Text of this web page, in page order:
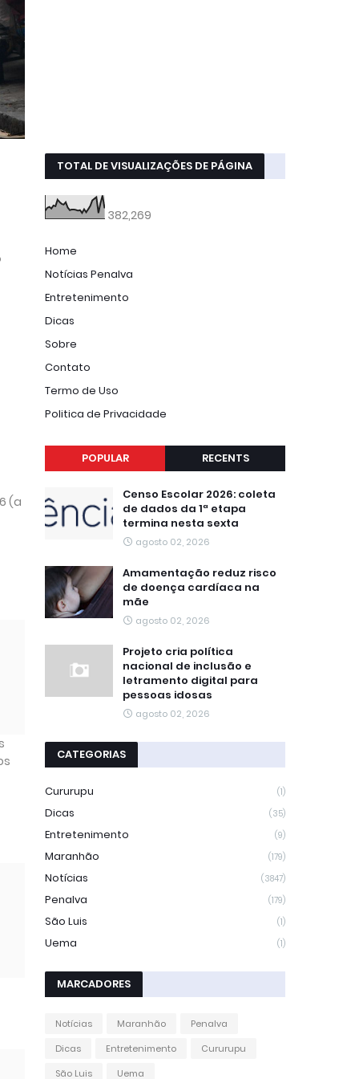
(a
TOTAL DE VISUALIZAÇÕES DE PÁGINA
382,269
Home
Notícias Penalva
Entretenimento
Dicas
Sobre
Contato
Termo de Uso
Politica de Privacidade
POPULAR RECENTS
Censo Escolar 2026: coleta
de dados da 1ª etapa
termina nesta sexta
agosto 02, 2026
Amamentação reduz risco
de doença cardíaca na
mãe
agosto 02, 2026
Projeto cria política
nacional de inclusão e
letramento digital para
pessoas idosas
agosto 02, 2026
CATEGORIAS
Cururupu (1)
Dicas (35)
Entretenimento (9)
Maranhão (179)
Notícias (3847)
Penalva (179)
São Luis (1)
Uema (1)
MARCADORES
Notícias Maranhão
Penalva
Dicas
Entretenimento
Cururupu
São Luis
Uema